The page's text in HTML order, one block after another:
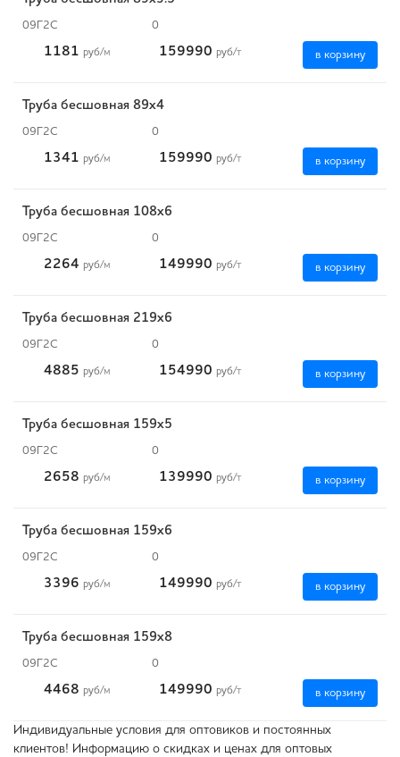
09Г2С 0
1181 руб/м 159990 руб/т в корзину
Труба бесшовная 89х4
09Г2С 0
1341 руб/м 159990 руб/т в корзину
Труба бесшовная 108х6
09Г2С 0
2264 руб/м 149990 руб/т в корзину
Труба бесшовная 219х6
09Г2С 0
4885 руб/м 154990 руб/т в корзину
Труба бесшовная 159х5
09Г2С 0
2658 руб/м 139990 руб/т в корзину
Труба бесшовная 159х6
09Г2С 0
3396 руб/м 149990 руб/т в корзину
Труба бесшовная 159х8
09Г2С 0
4468 руб/м 149990 руб/т в корзину
Индивидуальные условия для оптовиков и постоянных
клиентов! Информацию о скидках и ценах для оптовых